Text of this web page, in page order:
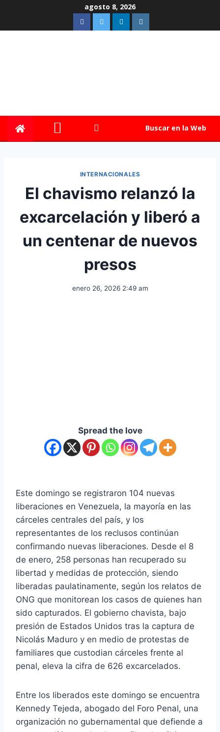
agosto 8, 2026
Buscar en la Web
INTERNACIONALES
El chavismo relanzó la
excarcelación y liberó a
un centenar de nuevos
presos
enero 26, 2026 2:49 am
Spread the love
Este domingo se registraron 104 nuevas
liberaciones en Venezuela, la mayoría en las
cárceles centrales del país, y los
representantes de los reclusos continúan
confirmando nuevas liberaciones. Desde el 8
de enero, 258 personas han recuperado su
libertad y medidas de protección, siendo
liberadas paulatinamente, según los relatos de
ONG que monitorean los casos de quienes han
sido capturados. El gobierno chavista, bajo
presión de Estados Unidos tras la captura de
Nicolás Maduro y en medio de protestas de
familiares que custodian cárceles frente al
penal, eleva la cifra de 626 excarcelados.
Entre los liberados este domingo se encuentra
Kennedy Tejeda, abogado del Foro Penal, una
organización no gubernamental que defiende a